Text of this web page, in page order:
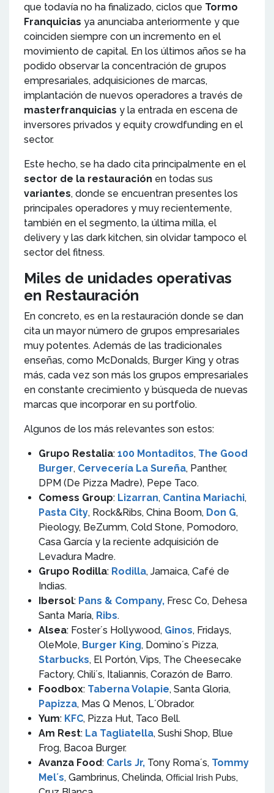
que todavía no ha finalizado, ciclos que Tormo
Franquicias ya anunciaba anteriormente y que
coinciden siempre con un incremento en el
movimiento de capital. En los últimos años se ha
podido observar la concentración de grupos
empresariales, adquisiciones de marcas,
implantación de nuevos operadores a través de
masterfranquicias y la entrada en escena de
inversores privados y equity crowdfunding en el
sector.
Este hecho, se ha dado cita principalmente en el
sector de la restauración en todas sus
variantes, donde se encuentran presentes los
principales operadores y muy recientemente,
también en el segmento, la última milla, el
delivery y las dark kitchen, sin olvidar tampoco el
sector del fitness.
Miles de unidades operativas
en Restauración
En concreto, es en la restauración donde se dan
cita un mayor número de grupos empresariales
muy potentes. Además de las tradicionales
enseñas, como McDonalds, Burger King y otras
más, cada vez son más los grupos empresariales
en constante crecimiento y búsqueda de nuevas
marcas que incorporar en su portfolio.
Algunos de los más relevantes son estos:
Grupo Restalia: 100 Montaditos, The Good
Burger, Cervecería La Sureña, Panther,
DPM (De Pizza Madre), Pepe Taco.
Comess Group: Lizarran, Cantina Mariachi,
Pasta City, Rock&Ribs, China Boom, Don G,
Pieology, BeZumm, Cold Stone, Pomodoro,
Casa García y la reciente adquisición de
Levadura Madre.
Grupo Rodilla: Rodilla, Jamaica, Café de
Indias.
Ibersol: Pans & Company, Fresc Co, Dehesa
Santa María, Ribs.
Alsea: Foster´s Hollywood, Ginos, Fridays,
OleMole, Burger King, Domino´s Pizza,
Starbucks, El Portón, Vips, The Cheesecake
Factory, Chili´s, Italiannis, Corazón de Barro.
Foodbox: Taberna Volapie, Santa Gloria,
Papizza, Mas Q Menos, L´Obrador.
Yum: KFC, Pizza Hut, Taco Bell.
Am Rest: La Tagliatella, Sushi Shop, Blue
Frog, Bacoa Burger.
Avanza Food: Carls Jr, Tony Roma´s, Tommy
Mel´s, Gambrinus, Chelinda, Official Irish Pubs,